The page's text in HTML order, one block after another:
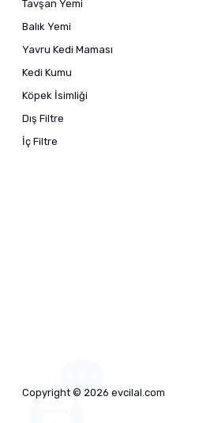
Tavşan Yemi
Balık Yemi
Yavru Kedi Maması
Kedi Kumu
Köpek İsimliği
Dış Filtre
İç Filtre
Copyright © 2026 evcilal.com